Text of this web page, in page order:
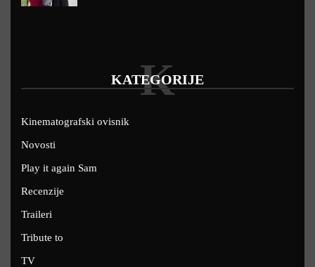
KATEGORIJE
K
Kinematografski ovisnik
Novosti
Play it again Sam
Recenzije
Traileri
Tribute to
TV